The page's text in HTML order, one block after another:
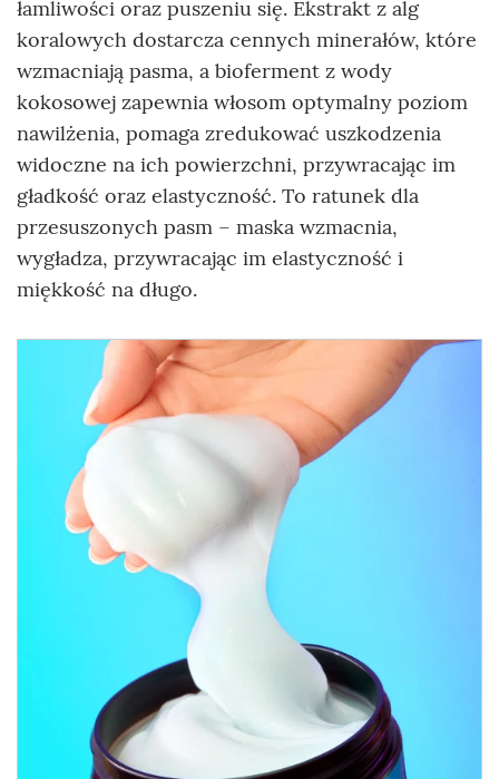
łamliwości oraz puszeniu się. Ekstrakt z alg
koralowych dostarcza cennych minerałów, które
wzmacniają pasma, a bioferment z wody
kokosowej zapewnia włosom optymalny poziom
nawilżenia, pomaga zredukować uszkodzenia
widoczne na ich powierzchni, przywracając im
gładkość oraz elastyczność. To ratunek dla
przesuszonych pasm – maska wzmacnia,
wygładza, przywracając im elastyczność i
miękkość na długo.